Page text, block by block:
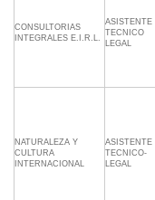
CONSULTORIAS
INTEGRALES E.I.R.L.
ASISTENTE
TECNICO
LEGAL
NATURALEZA Y
CULTURA
INTERNACIONAL
ASISTENTE
TECNICO-
LEGAL